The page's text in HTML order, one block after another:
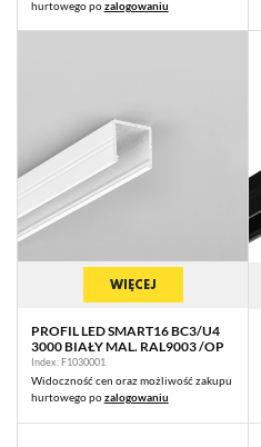
hurtowego pozalogowaniu
WIĘCEJ
PROFIL LED SMART16 BC3/U4
3000 BIAŁY MAL. RAL9003 /OP
Index: F1030001
Widoczność cen oraz możliwość zakupu
hurtowego pozalogowaniu